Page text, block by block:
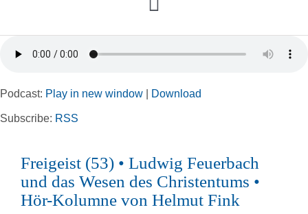
Toggle
Navigation
Home
Rubriken
Podcast: Play in new window Download
Subscribe: RSS
Freigeist (53) • Ludwig Feuerbach
und das Wesen des Christentums •
Hör-Kolumne von Helmut Fink